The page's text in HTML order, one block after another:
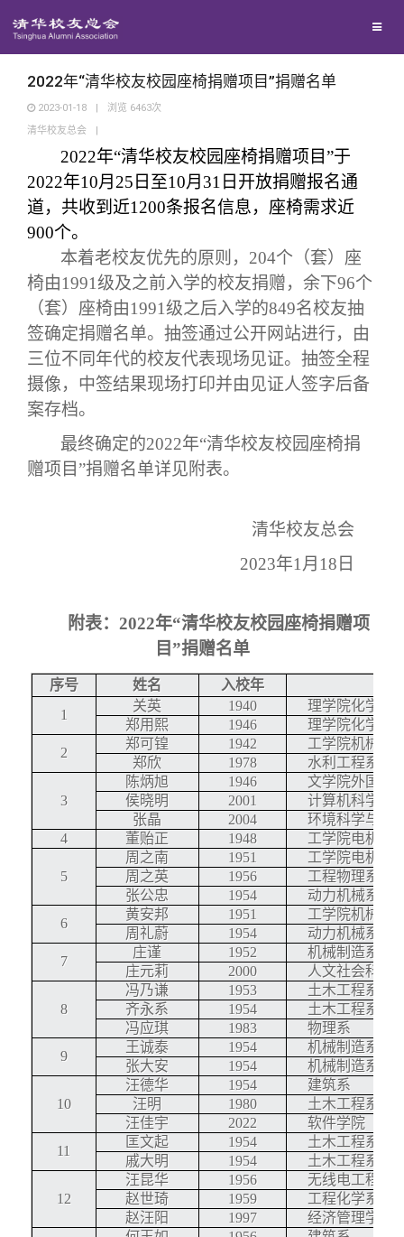
西南联大校友会
义工计划
《清华校友通讯》
我要订阅
新媒体平台
百年清华
清华故事
青春风采
校友讲坛
终身学习
信息化服务
实用信息
校友总会
总会简介
总会章程
联系我们
关闭
2022年“清华校友校园座椅捐赠项目”捐赠名单
2023-01-18 | 浏览 6463次
清华校友总会
|
2022年“清华校友校园座椅捐赠项目”于
2022年10月 25 日至10月 31 日开放捐赠报名通
道，共收到近1200条报名信息，座椅需求近
900个。
本着老校友优先的原则， 204个（套）座
椅由1991级及之前入学的校友捐赠，余下96个
（套）座椅由1991级之后入学的849名校友抽
签确定捐赠名单。抽签通过公开网站进行，由
三位不同年代的校友代表现场见证。抽签全程
摄像，中签结果现场打印并由见证人签字后备
案存档。
最终确定的2022年“清华校友校园座椅捐
赠项目 ”捐赠名单详见附表。
清华校友总会
2023年1 月 18 日
附表： 2022年“清华校友校园座椅捐赠项
目”捐赠名单
序号 姓名 入校年
1
关英 1940
理学院化学系
郑用熙
1946
理学院化学系
2
郑可锽 1942
工学院机械工
郑欣
1978 水利工程系
3
陈炳旭 1946
文学院外国语
侯晓明
2001
计算机科学与
张晶
2004
环境科学与工
4
董贻正 1948 工学院电机工
5
周之南 1951
工学院电机工
周之英
1956
工程物理系
张公忠
1954
动力机械系
6
黄安邦 1951
工学院机械工
周礼蔚
1954
动力机械系
7
庄谨 1952
机械制造系
庄元莉
2000 人文社会科学
8
冯乃谦 1953
土木工程系
齐永系
1954
土木工程系
冯应琪
1983
物理系
9
王诚泰 1954
机械制造系
张大安
1954 机械制造系
10
汪德华 1954
建筑系
汪明
1980
土木工程系
汪佳宇
2022
软件学院
11
匡文起 1954
土木工程系
戚大明
1954 土木工程系
12
汪昆华 1956
无线电工程系
赵世琦
1959
工程化学系
赵汪阳
1997 经济管理学院